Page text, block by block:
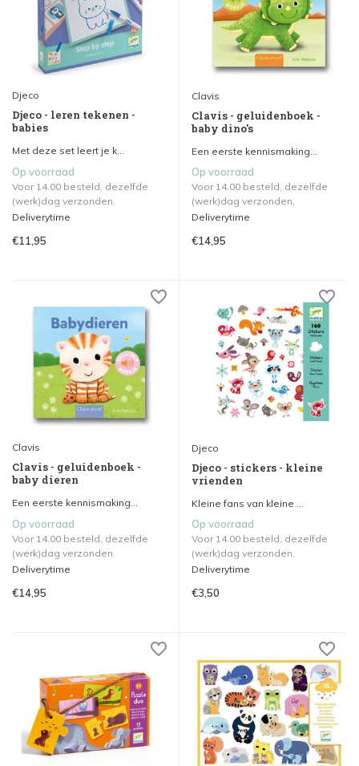
Djeco
Djeco - leren tekenen -
babies
Met deze set leert je k...
Op voorraad
Voor 14.00 besteld, dezelfde
(werk)dag verzonden.
Deliverytime
€11,95
Clavis
Clavis - geluidenboek -
baby dino's
Een eerste kennismaking...
Op voorraad
Voor 14.00 besteld, dezelfde
(werk)dag verzonden.
Deliverytime
€14,95
Clavis
Clavis - geluidenboek -
baby dieren
Een eerste kennismaking...
Op voorraad
Voor 14.00 besteld, dezelfde
(werk)dag verzonden.
Deliverytime
€14,95
Djeco
Djeco - stickers - kleine
vrienden
Kleine fans van kleine ...
Op voorraad
Voor 14.00 besteld, dezelfde
(werk)dag verzonden.
Deliverytime
€3,50